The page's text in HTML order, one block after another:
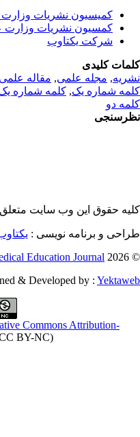
کمیسیون نشریات وزارت
کمسیون نشریات وزارت
شرکت یکتاوب
کلیدی
,مجله علمی, مقاله علمی,
شماره یک,کلمه شماره یک,
دو
حقوق این وب سایت متعلق
و برنامه نویسی : یکتاوب
©
Education Journal
& Developed by :
Commons Attribution-
(CC BY-NC)